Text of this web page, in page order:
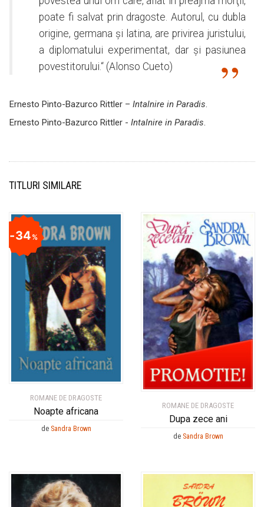
poate fi salvat prin dragoste. Autorul, cu dubla
origine, germana şi latina, are privirea juristului,
a diplomatului experimentat, dar şi pasiunea
povestitorului.“ (Alonso Cueto)
Ernesto Pinto-Bazurco Rittler – Intalnire in Paradis.
Ernesto Pinto-Bazurco Rittler - Intalnire in Paradis.
TITLURI SIMILARE
ROMANE DE DRAGOSTE
Noapte africana
34%
de Sandra Brown
ROMANE DE DRAGOSTE
Dupa zece ani
de Sandra Brown